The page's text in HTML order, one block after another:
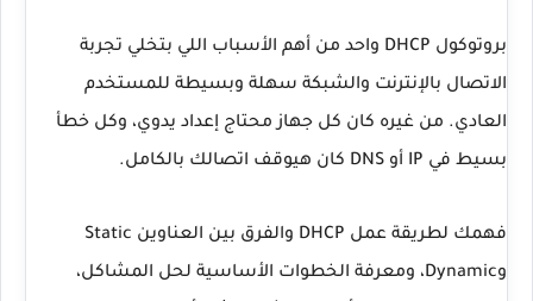
بروتوكول DHCP واحد من أهم الأسباب اللي بتخلي تجربة
الاتصال بالإنترنت والشبكة سهلة وبسيطة للمستخدم
العادي. من غيره كان كل جهاز محتاج إعداد يدوي، وكل خطأ
بسيط في IP أو DNS كان هيوقف اتصالك بالكامل.
فهمك لطريقة عمل DHCP والفرق بين العناوين
Static
وDynamic، ومعرفة الخطوات الأساسية لحل المشاكل،